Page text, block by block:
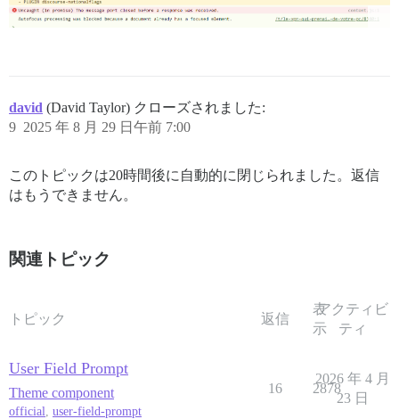
david (David Taylor) クローズされました:
2025 年 8 月 29 日午前 7:00
9
このトピックは20時間後に自動的に閉じられました。返信
はもうできません。
関連トピック
トピック 返信
表
示
アクティビ
ティ
User Field Prompt
Theme component
official user-field-prompt
16 2878
2026 年 4 月
23 日